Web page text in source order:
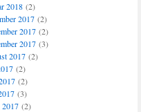
2018(2)
2017(2)
2017(2)
2017(3)
2017(2)
(2)
(2)
(3)
(2)